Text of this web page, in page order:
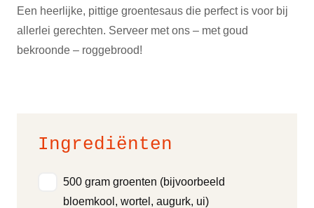
Een heerlijke, pittige groentesaus die perfect is voor bij
allerlei gerechten. Serveer met ons – met goud
bekroonde – roggebrood!
Ingrediënten
500 gram groenten (bijvoorbeeld
bloemkool, wortel, augurk, ui)